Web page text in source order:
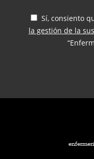
Sí, consiento
la gestión de la